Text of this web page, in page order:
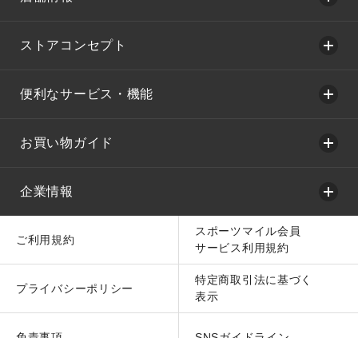
ストアコンセプト
便利なサービス・機能
お買い物ガイド
企業情報
ご利用規約
スポーツマイル会員
サービス利用規約
プライバシーポリシー
特定商取引法に基づく
表示